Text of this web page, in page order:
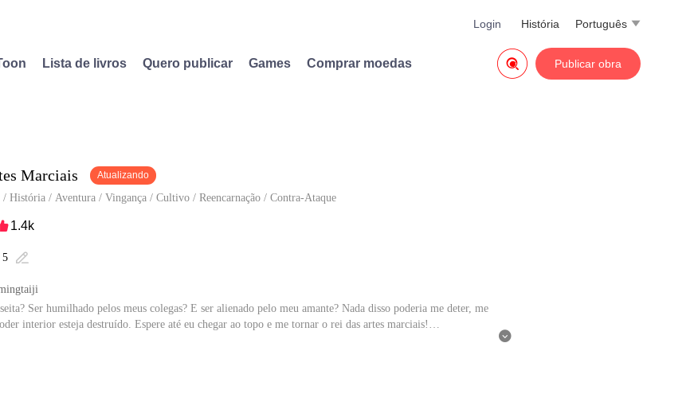
Português 
História
Login
Lista de livros Quero publicar Games Comprar moedas Publicar obra

Marciais Atualizando
/ História / Aventura / Vingança / Cultivo / Reencarnação / Contra-Ataque
1.4k
5 
Ser humilhado pelos meus colegas? E ser alienado pelo meu amante? Nada disso poderia me deter, me
interior esteja destruído. Espere até eu chegar ao topo e me tornar o rei das artes marciais!
